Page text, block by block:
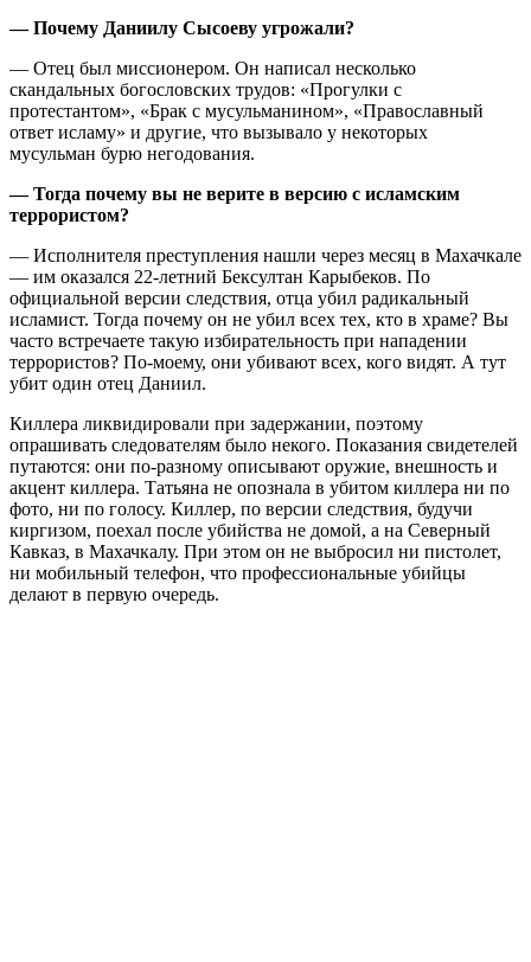
— Почему Даниилу Сысоеву угрожали?
— Отец был миссионером. Он написал несколько
скандальных богословских трудов: «Прогулки с
протестантом», «Брак с мусульманином», «Православный
ответ исламу» и другие, что вызывало у некоторых
мусульман бурю негодования.
— Тогда почему вы не верите в версию с исламским
террористом?
— Исполнителя преступления нашли через месяц в Махачкале
— им оказался 22-летний Бексултан Карыбеков. По
официальной версии следствия, отца убил радикальный
исламист. Тогда почему он не убил всех тех, кто в храме? Вы
часто встречаете такую избирательность при нападении
террористов? По-моему, они убивают всех, кого видят. А тут
убит один отец Даниил.
Киллера ликвидировали при задержании, поэтому
опрашивать следователям было некого. Показания свидетелей
путаются: они по-разному описывают оружие, внешность и
акцент киллера. Татьяна не опознала в убитом киллера ни по
фото, ни по голосу. Киллер, по версии следствия, будучи
киргизом, поехал после убийства не домой, а на Северный
Кавказ, в Махачкалу. При этом он не выбросил ни пистолет,
ни мобильный телефон, что профессиональные убийцы
делают в первую очередь.